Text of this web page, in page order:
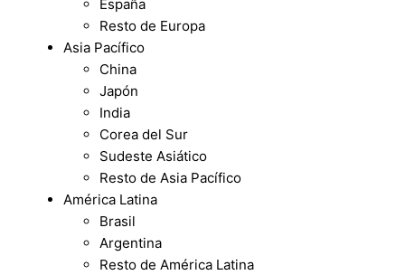
España
Resto de Europa
Asia Pacífico
China
Japón
India
Corea del Sur
Sudeste Asiático
Resto de Asia Pacífico
América Latina
Brasil
Argentina
Resto de América Latina